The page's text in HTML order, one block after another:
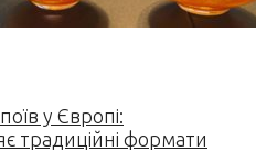
у Європі:
традиційні формати